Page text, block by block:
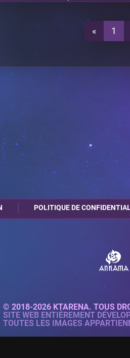
A20
A20
« 1
POLITIQUE DE
© 2018-2026 KTARENA. TOUS
SITE WEB ENTIÈREMENT
TOUTES LES IMAGES